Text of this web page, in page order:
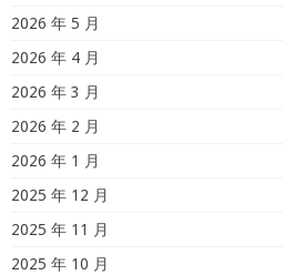
2026 年 5 月
2026 年 4 月
2026 年 3 月
2026 年 2 月
2026 年 1 月
2025 年 12 月
2025 年 11 月
2025 年 10 月